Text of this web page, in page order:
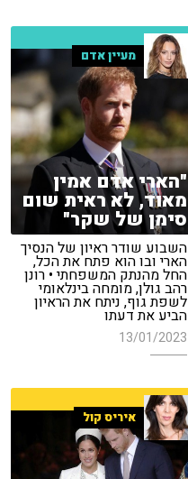
מעיין אדם
"הארי אדם אמין
מאוד, לא ראית שום
סימן של שקר"
השבוע שודר ראיון של הנסיך
הארי ובו הוא פתח את הכל,
החל מהנתק המשפחתי • רונן
רהב גולן, מומחה בינלאומי
לשפת גוף, ניתח את הראיון
הביע את דעתו
13/01/2023
איריס קול